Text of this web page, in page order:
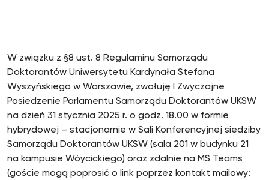
W związku z §8 ust. 8 Regulaminu Samorządu
Doktorantów Uniwersytetu Kardynała Stefana
Wyszyńskiego w Warszawie, zwołuję I Zwyczajne
Posiedzenie Parlamentu Samorządu Doktorantów UKSW
na dzień 31 stycznia 2025 r. o godz. 18.00 w formie
hybrydowej – stacjonarnie w Sali Konferencyjnej siedziby
Samorządu Doktorantów UKSW (sala 201 w budynku 21
na kampusie Wóycickiego) oraz zdalnie na MS Teams
(goście mogą poprosić o link poprzez kontakt mailowy: